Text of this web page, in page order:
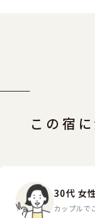
この宿
30代 女
カップルで